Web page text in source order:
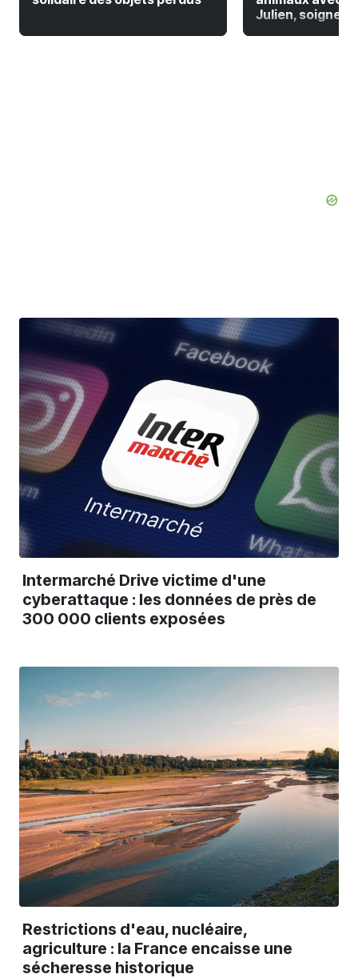
Julien,
Intermarché Drive victime d'une
cyberattaque : les données de près de
300 000 clients exposées
Restrictions d'eau, nucléaire,
agriculture : la France encaisse une
sécheresse historique